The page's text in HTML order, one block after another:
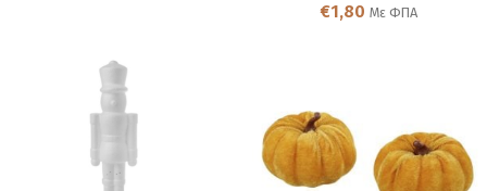
€1,80 Με ΦΠΑ